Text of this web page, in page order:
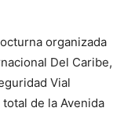
organizada
Del Caribe,
Vial
de la Avenida